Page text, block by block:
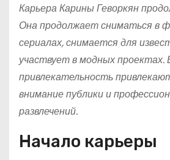
Карьера Карины Геворкян
Она продолжает сниматься в
сериалах, снимается для
участвует в модных
привлекательность
внимание публики и
развлечений.
Начало карьеры